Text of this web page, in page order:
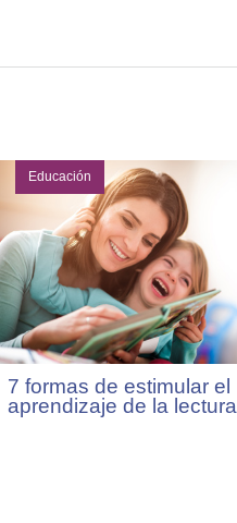
Educación
7 formas de estimular el
aprendizaje de la lectura